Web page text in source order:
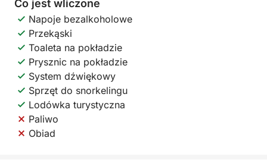
Co jest wliczone
Napoje bezalkoholowe
Przekąski
Toaleta na pokładzie
Prysznic na pokładzie
System dźwiękowy
Sprzęt do snorkelingu
Lodówka turystyczna
Paliwo
Obiad